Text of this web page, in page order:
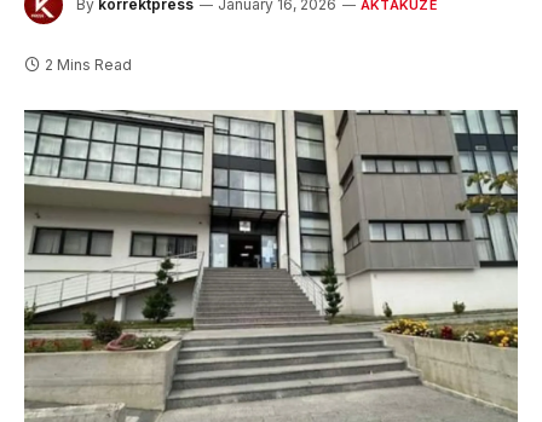
By korrektpress January 16, 2026 AKTAKUZË
2 Mins Read